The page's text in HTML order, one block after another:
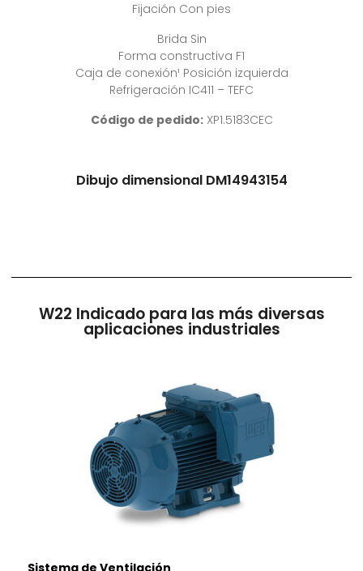
Fijación Con pies
Brida Sin
Forma constructiva F1
Caja de conexión¹ Posición izquierda
Refrigeración IC411 – TEFC
Código de pedido:XP1.5183CEC
Dibujo dimensional DM14943154
W22 Indicado para las más diversas
aplicaciones industriales